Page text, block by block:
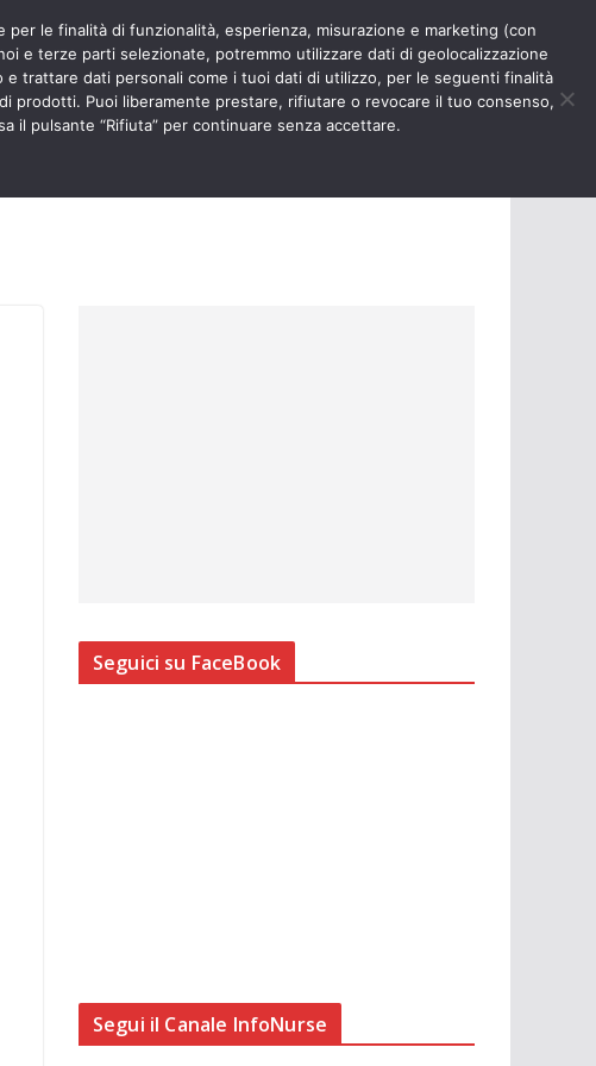
CURIOSITÀ NURSE TIMES
Seguici su FaceBook
Segui il Canale InfoNurse
le finalità di funzionalità, esperienza, misurazione e marketing (con
e terze parti selezionate, potremmo utilizzare dati di geolocalizzazione
trattare dati personali come i tuoi dati di utilizzo, per le seguenti finalità
prodotti. Puoi liberamente prestare, rifiutare o revocare il tuo consenso,
il pulsante “Rifiuta” per continuare senza accettare.